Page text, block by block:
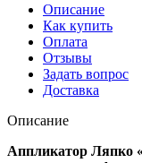
Описание
Как купить
Оплата
Отзывы
Задать вопрос
Доставка
Описание
Аппликатор Ляпко